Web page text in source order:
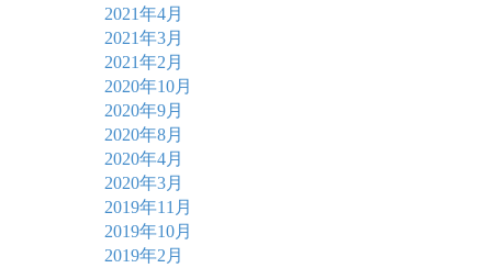
2021年4月
2021年3月
2021年2月
2020年10月
2020年9月
2020年8月
2020年4月
2020年3月
2019年11月
2019年10月
2019年2月